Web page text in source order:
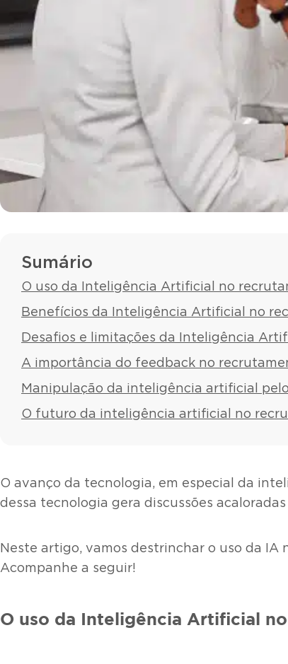
Sumário
O uso da Inteligência Artificial no
Benefícios da Inteligência Artificial no
Desafios e limitações da Inteligência
A importância do feedback no
Manipulação da inteligência artificial
O futuro da inteligência artificial no
O avanço da tecnologia, em especial da
dessa tecnologia gera discussões
Neste artigo, vamos destrinchar o uso da
Acompanhe a seguir!
O uso da Inteligência Artificial